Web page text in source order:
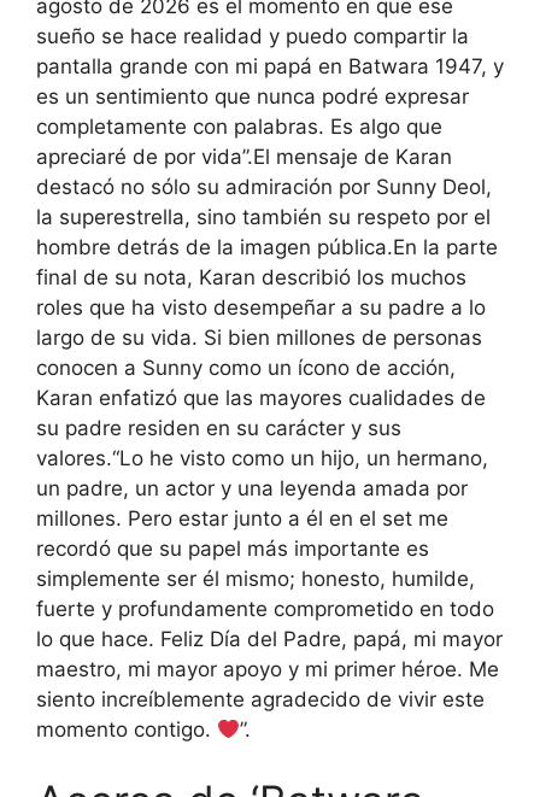
agosto de 2026 es el momento en que ese
sueño se hace realidad y puedo compartir la
pantalla grande con mi papá en Batwara 1947, y
es un sentimiento que nunca podré expresar
completamente con palabras. Es algo que
apreciaré de por vida”.El mensaje de Karan
destacó no sólo su admiración por Sunny Deol,
la superestrella, sino también su respeto por el
hombre detrás de la imagen pública.En la parte
final de su nota, Karan describió los muchos
roles que ha visto desempeñar a su padre a lo
largo de su vida. Si bien millones de personas
conocen a Sunny como un ícono de acción,
Karan enfatizó que las mayores cualidades de
su padre residen en su carácter y sus
valores.“Lo he visto como un hijo, un hermano,
un padre, un actor y una leyenda amada por
millones. Pero estar junto a él en el set me
recordó que su papel más importante es
simplemente ser él mismo; honesto, humilde,
fuerte y profundamente comprometido en todo
lo que hace. Feliz Día del Padre, papá, mi mayor
maestro, mi mayor apoyo y mi primer héroe. Me
siento increíblemente agradecido de vivir este
momento contigo.
”.